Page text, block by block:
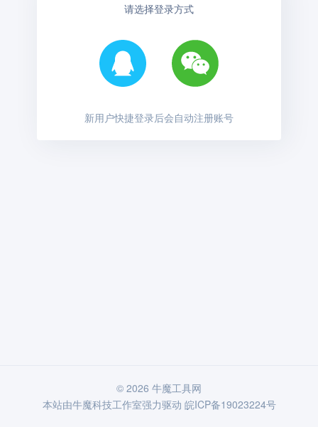
请选择登录方式
新用户快捷登录后会自动注册账号
© 2026 牛魔工具网
本站由牛魔科技工作室强力驱动 皖ICP备19023224号